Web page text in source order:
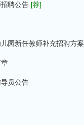
聘公告 [荐]
园新任教师补充招聘方案
员公告